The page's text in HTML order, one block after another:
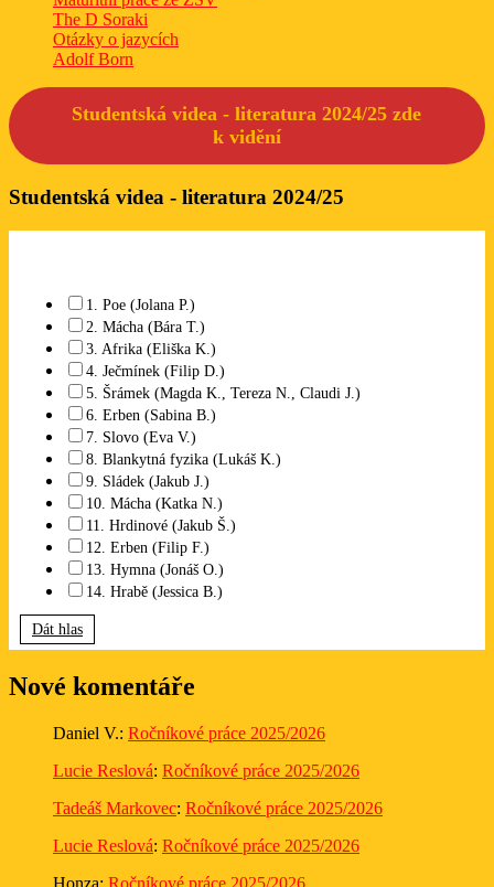
The D Soraki
Otázky o jazycích
Adolf Born
Studentská videa - literatura 2024/25 zde
k vidění
Studentská videa - literatura 2024/25
1. Poe (Jolana P.)
2. Mácha (Bára T.)
3. Afrika (Eliška K.)
4. Ječmínek (Filip D.)
5. Šrámek (Magda K., Tereza N., Claudi J.)
6. Erben (Sabina B.)
7. Slovo (Eva V.)
8. Blankytná fyzika (Lukáš K.)
9. Sládek (Jakub J.)
10. Mácha (Katka N.)
11. Hrdinové (Jakub Š.)
12. Erben (Filip F.)
13. Hymna (Jonáš O.)
14. Hrabě (Jessica B.)
Dát hlas
Nové komentáře
Daniel V.: Ročníkové práce 2025/2026
Lucie Reslová: Ročníkové práce 2025/2026
Tadeáš Markovec: Ročníkové práce 2025/2026
Lucie Reslová: Ročníkové práce 2025/2026
Honza: Ročníkové práce 2025/2026